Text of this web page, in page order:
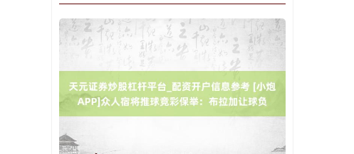
国债指数 +0.04%